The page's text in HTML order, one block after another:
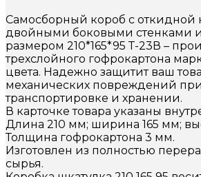
Самосборный короб с
двойными боковыми стенками
размером 210*165*95 Т-23В –
трехслойного гофрокартона
цвета. Надежно защитит ваш
механических повреждений при
транспортировке и хранении.
В карточке товара указаны
Длина 210 мм; ширина 165 мм;
Толщина гофрокартона 3 мм.
Изготовлен из полностью
сырья.